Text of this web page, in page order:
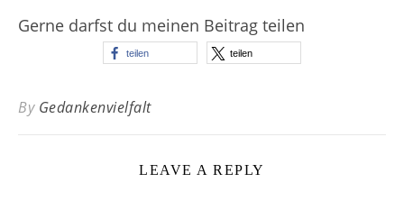
Gerne darfst du meinen Beitrag teilen
teilen teilen
By Gedankenvielfalt
LEAVE A REPLY